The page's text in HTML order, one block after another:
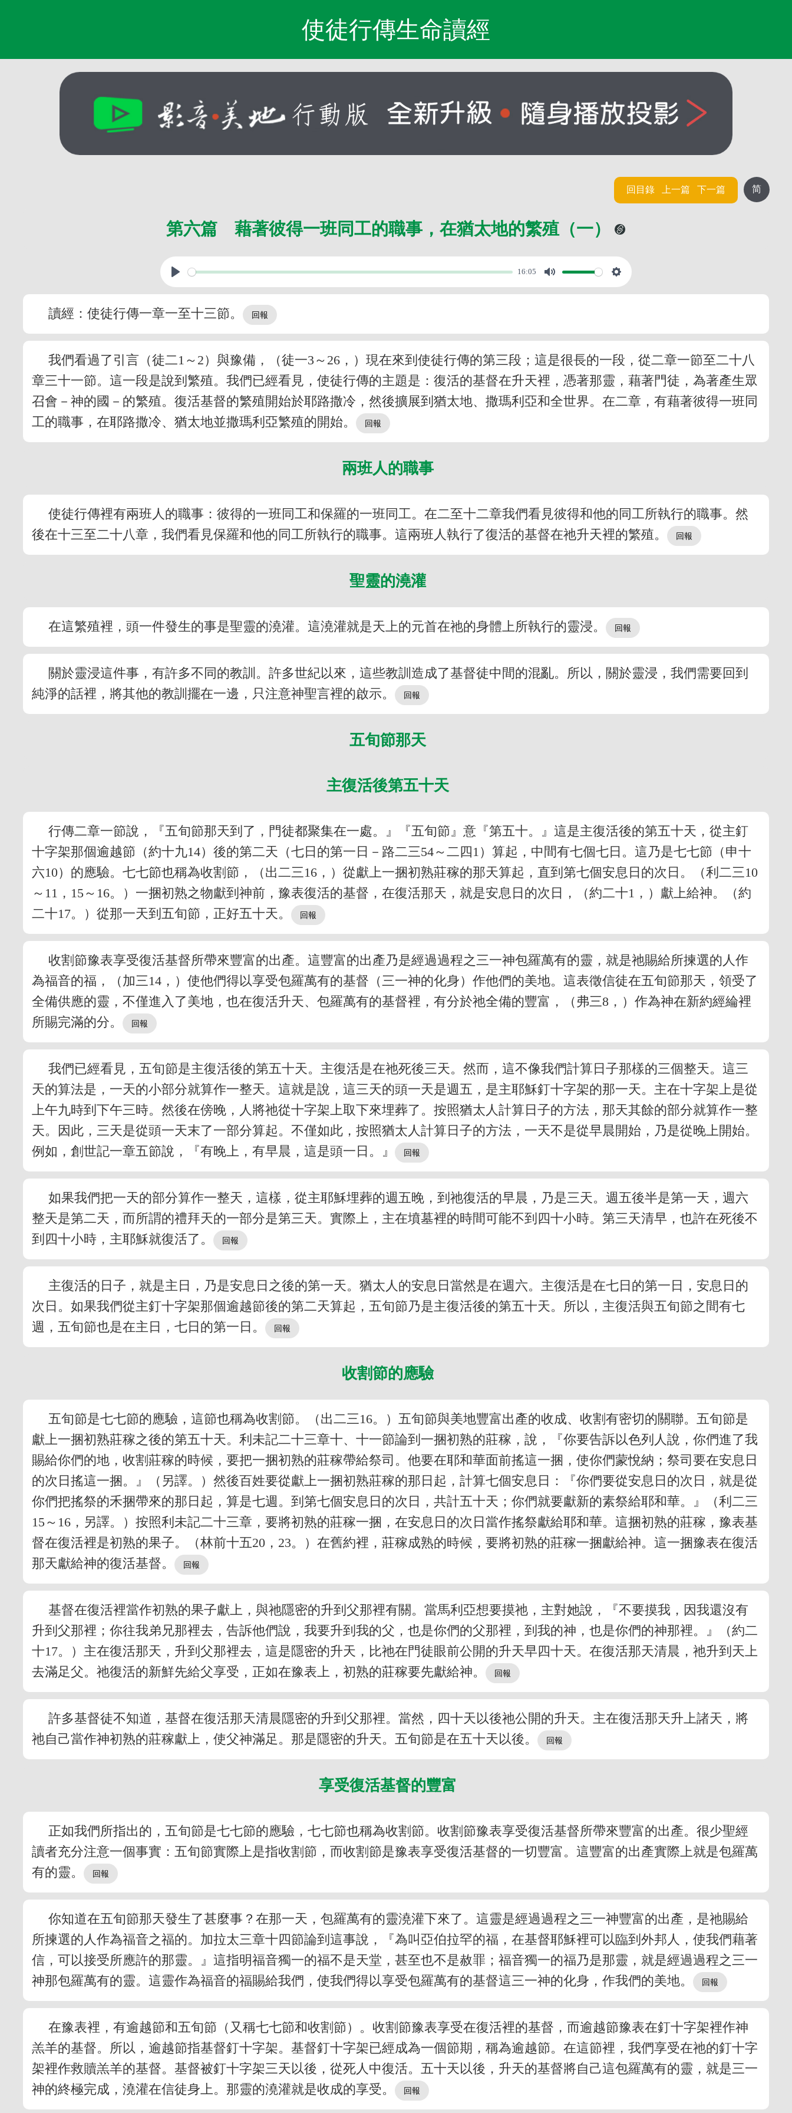
使徒行傳生命讀經
简
回目錄 上一篇 下一篇
第六篇 藉著彼得一班同工的職事，在猶太地的繁殖（一）
16:05
讀經：使徒行傳一章一至十三節。
我們看過了引言（徒二1～2）與豫備，（徒一3～26，）現在來到使徒行傳的第三段；這是很長的一段，從二章一節至二十八
章三十一節。這一段是說到繁殖。我們已經看見，使徒行傳的主題是：復活的基督在升天裡，憑著那靈，藉著門徒，為著產生眾
召會－神的國－的繁殖。復活基督的繁殖開始於耶路撒冷，然後擴展到猶太地、撒瑪利亞和全世界。在二章，有藉著彼得一班同
工的職事，在耶路撒冷、猶太地並撒瑪利亞繁殖的開始。
兩班人的職事
使徒行傳裡有兩班人的職事：彼得的一班同工和保羅的一班同工。在二至十二章我們看見彼得和他的同工所執行的職事。然
後在十三至二十八章，我們看見保羅和他的同工所執行的職事。這兩班人執行了復活的基督在祂升天裡的繁殖。
聖靈的澆灌
在這繁殖裡，頭一件發生的事是聖靈的澆灌。這澆灌就是天上的元首在祂的身體上所執行的靈浸。
關於靈浸這件事，有許多不同的教訓。許多世紀以來，這些教訓造成了基督徒中間的混亂。所以，關於靈浸，我們需要回到
純淨的話裡，將其他的教訓擺在一邊，只注意神聖言裡的啟示。
五旬節那天
主復活後第五十天
行傳二章一節說，『五旬節那天到了，門徒都聚集在一處。』『五旬節』意『第五十。』這是主復活後的第五十天，從主釘
十字架那個逾越節（約十九14）後的第二天（七日的第一日－路二三54～二四1）算起，中間有七個七日。這乃是七七節（申十
六10）的應驗。七七節也稱為收割節，（出二三16，）從獻上一捆初熟莊稼的那天算起，直到第七個安息日的次日。（利二三10
～11，15～16。）一捆初熟之物獻到神前，豫表復活的基督，在復活那天，就是安息日的次日，（約二十1，）獻上給神。（約
二十17。）從那一天到五旬節，正好五十天。
收割節豫表享受復活基督所帶來豐富的出產。這豐富的出產乃是經過過程之三一神包羅萬有的靈，就是祂賜給所揀選的人作
為福音的福，（加三14，）使他們得以享受包羅萬有的基督（三一神的化身）作他們的美地。這表徵信徒在五旬節那天，領受了
全備供應的靈，不僅進入了美地，也在復活升天、包羅萬有的基督裡，有分於祂全備的豐富，（弗三8，）作為神在新約經綸裡
所賜完滿的分。
我們已經看見，五旬節是主復活後的第五十天。主復活是在祂死後三天。然而，這不像我們計算日子那樣的三個整天。這三
天的算法是，一天的小部分就算作一整天。這就是說，這三天的頭一天是週五，是主耶穌釘十字架的那一天。主在十字架上是從
上午九時到下午三時。然後在傍晚，人將祂從十字架上取下來埋葬了。按照猶太人計算日子的方法，那天其餘的部分就算作一整
天。因此，三天是從頭一天末了一部分算起。不僅如此，按照猶太人計算日子的方法，一天不是從早晨開始，乃是從晚上開始。
例如，創世記一章五節說，『有晚上，有早晨，這是頭一日。』
如果我們把一天的部分算作一整天，這樣，從主耶穌埋葬的週五晚，到祂復活的早晨，乃是三天。週五後半是第一天，週六
整天是第二天，而所謂的禮拜天的一部分是第三天。實際上，主在墳墓裡的時間可能不到四十小時。第三天清早，也許在死後不
到四十小時，主耶穌就復活了。
主復活的日子，就是主日，乃是安息日之後的第一天。猶太人的安息日當然是在週六。主復活是在七日的第一日，安息日的
次日。如果我們從主釘十字架那個逾越節後的第二天算起，五旬節乃是主復活後的第五十天。所以，主復活與五旬節之間有七
週，五旬節也是在主日，七日的第一日。
收割節的應驗
五旬節是七七節的應驗，這節也稱為收割節。（出二三16。）五旬節與美地豐富出產的收成、收割有密切的關聯。五旬節是
獻上一捆初熟莊稼之後的第五十天。利未記二十三章十、十一節論到一捆初熟的莊稼，說，『你要告訴以色列人說，你們進了我
賜給你們的地，收割莊稼的時候，要把一捆初熟的莊稼帶給祭司。他要在耶和華面前搖這一捆，使你們蒙悅納；祭司要在安息日
的次日搖這一捆。』（另譯。）然後百姓要從獻上一捆初熟莊稼的那日起，計算七個安息日：『你們要從安息日的次日，就是從
你們把搖祭的禾捆帶來的那日起，算是七週。到第七個安息日的次日，共計五十天；你們就要獻新的素祭給耶和華。』（利二三
15～16，另譯。）按照利未記二十三章，要將初熟的莊稼一捆，在安息日的次日當作搖祭獻給耶和華。這捆初熟的莊稼，豫表基
督在復活裡是初熟的果子。（林前十五20，23。）在舊約裡，莊稼成熟的時候，要將初熟的莊稼一捆獻給神。這一捆豫表在復活
那天獻給神的復活基督。
基督在復活裡當作初熟的果子獻上，與祂隱密的升到父那裡有關。當馬利亞想要摸祂，主對她說，『不要摸我，因我還沒有
升到父那裡；你往我弟兄那裡去，告訴他們說，我要升到我的父，也是你們的父那裡，到我的神，也是你們的神那裡。』（約二
十17。）主在復活那天，升到父那裡去，這是隱密的升天，比祂在門徒眼前公開的升天早四十天。在復活那天清晨，祂升到天上
去滿足父。祂復活的新鮮先給父享受，正如在豫表上，初熟的莊稼要先獻給神。
許多基督徒不知道，基督在復活那天清晨隱密的升到父那裡。當然，四十天以後祂公開的升天。主在復活那天升上諸天，將
祂自己當作神初熟的莊稼獻上，使父神滿足。那是隱密的升天。五旬節是在五十天以後。
享受復活基督的豐富
正如我們所指出的，五旬節是七七節的應驗，七七節也稱為收割節。收割節豫表享受復活基督所帶來豐富的出產。很少聖經
讀者充分注意一個事實：五旬節實際上是指收割節，而收割節是豫表享受復活基督的一切豐富。這豐富的出產實際上就是包羅萬
有的靈。
你知道在五旬節那天發生了甚麼事？在那一天，包羅萬有的靈澆灌下來了。這靈是經過過程之三一神豐富的出產，是祂賜給
所揀選的人作為福音之福的。加拉太三章十四節論到這事說，『為叫亞伯拉罕的福，在基督耶穌裡可以臨到外邦人，使我們藉著
信，可以接受所應許的那靈。』這指明福音獨一的福不是天堂，甚至也不是赦罪；福音獨一的福乃是那靈，就是經過過程之三一
神那包羅萬有的靈。這靈作為福音的福賜給我們，使我們得以享受包羅萬有的基督這三一神的化身，作我們的美地。
在豫表裡，有逾越節和五旬節（又稱七七節和收割節）。收割節豫表享受在復活裡的基督，而逾越節豫表在釘十字架裡作神
羔羊的基督。所以，逾越節指基督釘十字架。基督釘十字架已經成為一個節期，稱為逾越節。在這節裡，我們享受在祂的釘十字
架裡作救贖羔羊的基督。基督被釘十字架三天以後，從死人中復活。五十天以後，升天的基督將自己這包羅萬有的靈，就是三一
神的終極完成，澆灌在信徒身上。那靈的澆灌就是收成的享受。